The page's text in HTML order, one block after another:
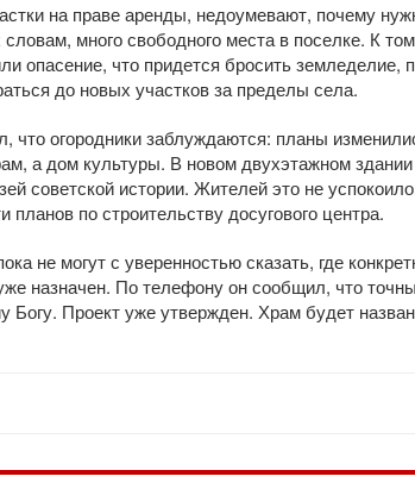
на праве аренды, недоумевают, почему
много свободного места в поселке. К
опасение, что придется бросить земледелие,
до новых участков за пределы села.
что огородники заблуждаются: планы
а дом культуры. В новом двухэтажном
советской истории. Жителей это не
по строительству досугового центра.
не могут с уверенностью сказать, где
назначен. По телефону он сообщил, что
Богу. Проект уже утвержден. Храм будет